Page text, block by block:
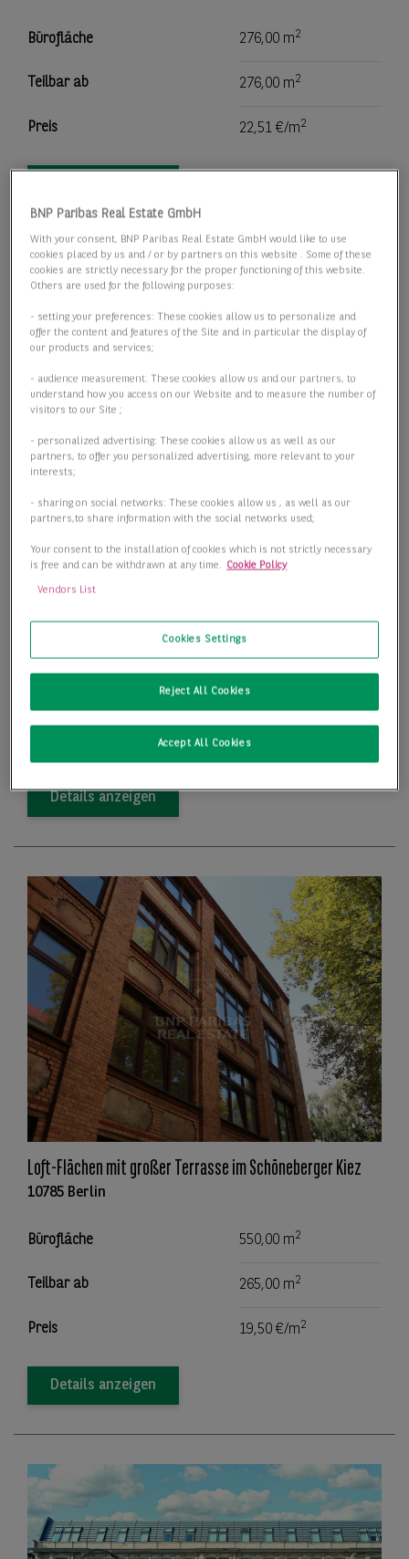
Bürofläche 276,00 m2
Teilbar ab 276,00 m2
Preis 22,51 €/m2
Machen Sie es sich schön - individueller Ausbau -
Erstbezug - zentral
153,08 m
22,50 €/m
Details anzeigen
Loft-Flächen mit großer Terrasse im Schöneberger Kiez
10785 Berlin
Bürofläche 550,00 m2
Teilbar ab 265,00 m2
Preis 19,50 €/m2
Details anzeigen
BNP Paribas Real Estate GmbH
With your consent, BNP Paribas Real Estate GmbH would like to use
cookies placed by us and / or by partners on this website . Some of these
cookies are strictly necessary for the proper functioning of this website.
Others are used for the following purposes:
- setting your preferences: These cookies allow us to personalize and
offer the content and features of the Site and in particular the display of
our products and services;
- audience measurement: These cookies allow us and our partners, to
understand how you access on our Website and to measure the number of
visitors to our Site ;
- personalized advertising: These cookies allow us as well as our
partners, to offer you personalized advertising, more relevant to your
interests;
- sharing on social networks: These cookies allow us , as well as our
partners,to share information with the social networks used;
Your consent to the installation of cookies which is not strictly necessary
is free and can be withdrawn at any time. Cookie Policy
Vendors List
Cookies Settings
Reject All Cookies
Accept All Cookies